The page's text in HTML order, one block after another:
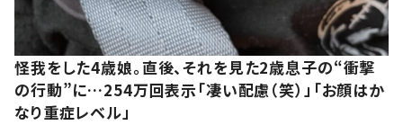
怪我をした4歳娘。直後、それを見た2歳息子の“衝撃
の行動”に…254万回表示「凄い配慮（笑）」「お顔はか
なり重症レベル」